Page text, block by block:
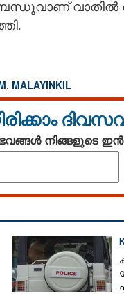
ബന്ധുവാണ്
, MALAYINKIL
നിങ്ങളുടെ